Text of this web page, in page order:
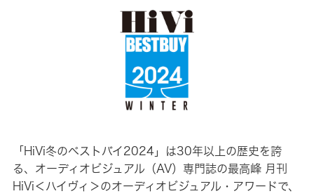
「HiVi冬のベストバイ2024」は30年以上の歴史を誇
る、オーディオビジュアル（AV）専門誌の最高峰 月刊
HiVi＜ハイヴィ＞のオーディオビジュアル・アワードで、